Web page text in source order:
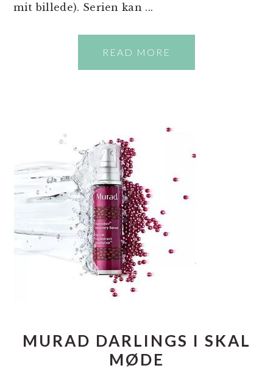
mit billede). Serien kan ...
READ MORE
MURAD DARLINGS I SKAL
MØDE